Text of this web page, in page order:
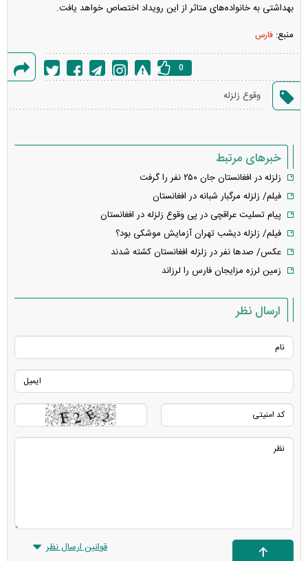
بهداشتی به خانواده‌های متاثر از این رویداد اختصاص خواهد یافت.
منبع: فارس
خطا
0
وقوع زلزله
خبرهای مرتبط
زلزله در افغانستان جان ۲۵۰ نفر را گرفت
فیلم/ زلزله مرگبار شبانه در افغانستان
پیام تسلیت عراقچی در پی وقوع زلزله در افغانستان
فیلم/ زلزله دیشب تهران آزمایش موشکی بود؟
عکس/ صد‌ها نفر در زلزله افغانستان کشته شدند
زمین‌ لرزه مزایجان فارس را لرزاند
ارسال نظر
قوانین ارسال نظر